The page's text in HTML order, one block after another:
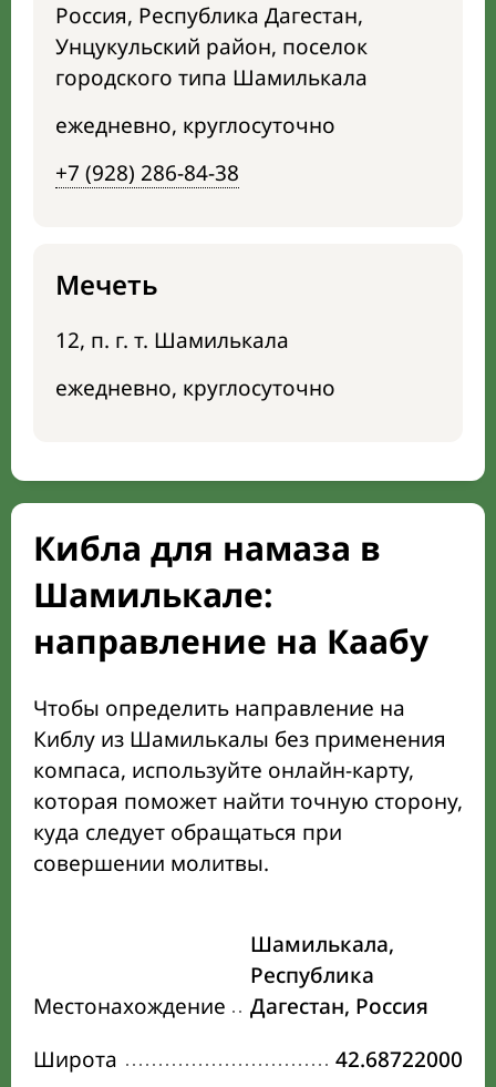
Россия, Республика Дагестан,
Унцукульский район, поселок
городского типа Шамилькала
ежедневно, круглосуточно
+7 (928) 286-84-38
Мечеть
12, п. г. т. Шамилькала
ежедневно, круглосуточно
Кибла для намаза в
Шамилькале:
направление на Каабу
Чтобы определить направление на
Киблу из Шамилькалы без применения
компаса, используйте онлайн-карту,
которая поможет найти точную сторону,
куда следует обращаться при
совершении молитвы.
Местонахождение
Шамилькала,
Республика
Дагестан, Россия
Широта
42.68722000